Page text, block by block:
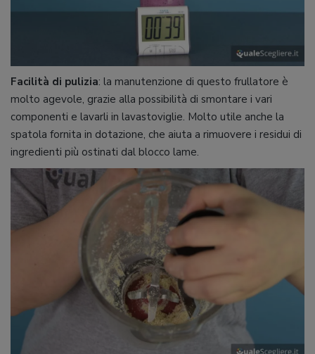
Facilità di pulizia: la manutenzione di questo frullatore è
molto agevole, grazie alla possibilità di smontare i vari
componenti e lavarli in lavastoviglie. Molto utile anche la
spatola fornita in dotazione, che aiuta a rimuovere i residui di
ingredienti più ostinati dal blocco lame.